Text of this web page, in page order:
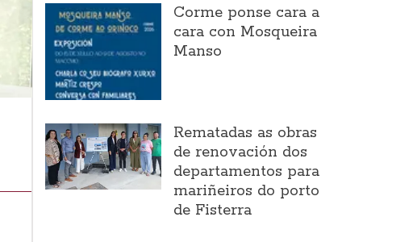
Corme ponse cara a
cara con Mosqueira
Manso
Rematadas as obras
de renovación dos
departamentos para
mariñeiros do porto
de Fisterra